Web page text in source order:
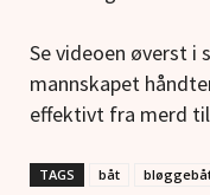
Se videoen øverst i
mannskapet
effektivt fra merd
TAGS båt